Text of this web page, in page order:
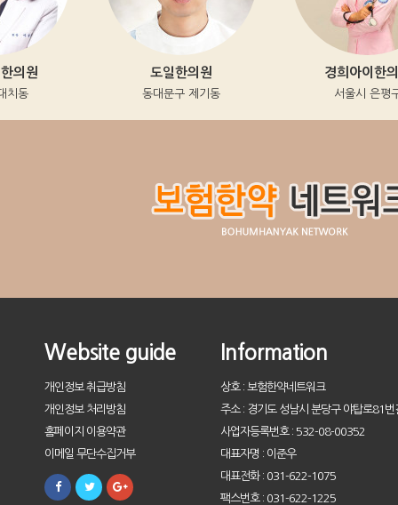
원
동
도일한의원
동대문구 제기동
경희아이한의원
서울시 은평구
Website guide
개인정보 취급방침
개인정보 처리방침
홈페이지 이용약관
이메일 무단수집거부
Information
상호 : 보험한약네트워크
주소 : 경기도 성남시 분당구 야탑로81
사업자등록번호 : 532-08-00352
대표자명 : 이준우
대표전화 : 031-622-1075
팩스번호 : 031-622-1225